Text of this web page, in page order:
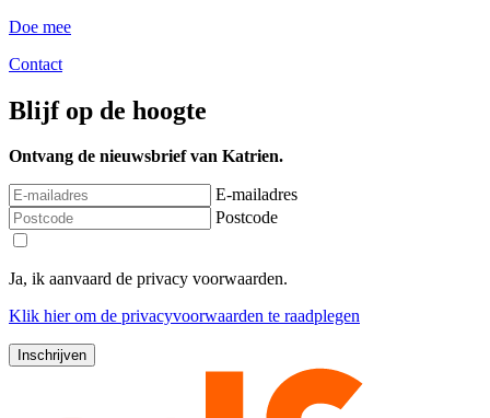
Doe mee
Contact
Blijf op de hoogte
Ontvang de nieuwsbrief van Katrien.
E-mailadres
Postcode
Ja, ik aanvaard de privacy voorwaarden.
Klik hierom de privacyvoorwaarden te raadplegen